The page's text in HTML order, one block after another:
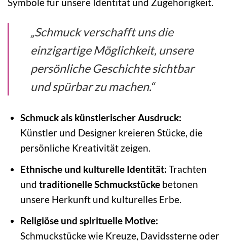
„Schmuck verschafft uns die
einzigartige Möglichkeit, unsere
persönliche Geschichte sichtbar
und spürbar zu machen.“
Schmuck als künstlerischer Ausdruck:
Künstler und Designer kreieren Stücke, die
persönliche Kreativität zeigen.
Ethnische und kulturelle Identität: Trachten
und traditionelle Schmuckstückebetonen
unsere Herkunft und kulturelles Erbe.
Religiöse und spirituelle Motive:
Schmuckstücke wie Kreuze, Davidssterne oder